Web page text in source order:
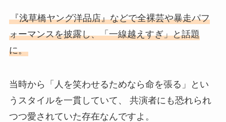
『浅草橋ヤング洋品店』などで全裸芸や暴走パフ
ォーマンスを披露し、「一線越えすぎ」と話題
に。
当時から「人を笑わせるためなら命を張る」とい
うスタイルを一貫していて、 共演者にも恐れられ
つつ愛されていた存在なんですよ。